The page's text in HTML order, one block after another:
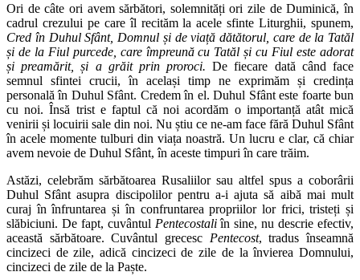
Ori de câte ori avem sărbători, solemnități ori zile de Duminică, în
cadrul crezului pe care îl recităm la acele sfinte Liturghii, spunem,
Cred în Duhul Sfânt, Domnul și de viață dătătorul, care de la Tatăl
și de la Fiul purcede, care împreună cu Tatăl și cu Fiul este adorat
și preamărit, și a grăit prin proroci. De fiecare dată când face
semnul sfintei crucii, în același timp ne exprimăm și credința
personală în Duhul Sfânt. Credem în el. Duhul Sfânt este foarte bun
cu noi. Însă trist e faptul că noi acordăm o importanță atât mică
venirii și locuirii sale din noi. Nu știu ce ne-am face fără Duhul Sfânt
în acele momente tulburi din viața noastră. Un lucru e clar, că chiar
avem nevoie de Duhul Sfânt, în aceste timpuri în care trăim.
Astăzi, celebrăm sărbătoarea Rusaliilor sau altfel spus a coborârii
Duhul Sfânt asupra discipolilor pentru a-i ajuta să aibă mai mult
curaj în înfruntarea și în confruntarea propriilor lor frici, tristeți și
slăbiciuni. De fapt, cuvântul Pentecostaliîn sine, nu descrie efectiv,
această sărbătoare. Cuvântul grecesc Pentecost, tradus înseamnă
cincizeci de zile, adică cincizeci de zile de la învierea Domnului,
cincizeci de zile de la Paște.